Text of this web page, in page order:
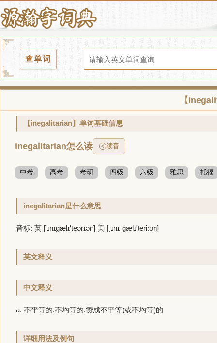
查单词
【
【inegalitarian】单词基础信息
inegalitarian怎么读 读音
中考 高考 考研 四级 六级 雅思 托福
inegalitarian是什么意思
音标: 英 ['ɪnɪgælɪ'teərɪən] 美 [ˌɪnɪˌgælɪ'teri:ən]
英文释义
中文释义
a. 不平等的,不均等的,赞成不平等(或不均等)的
详细用法及例句